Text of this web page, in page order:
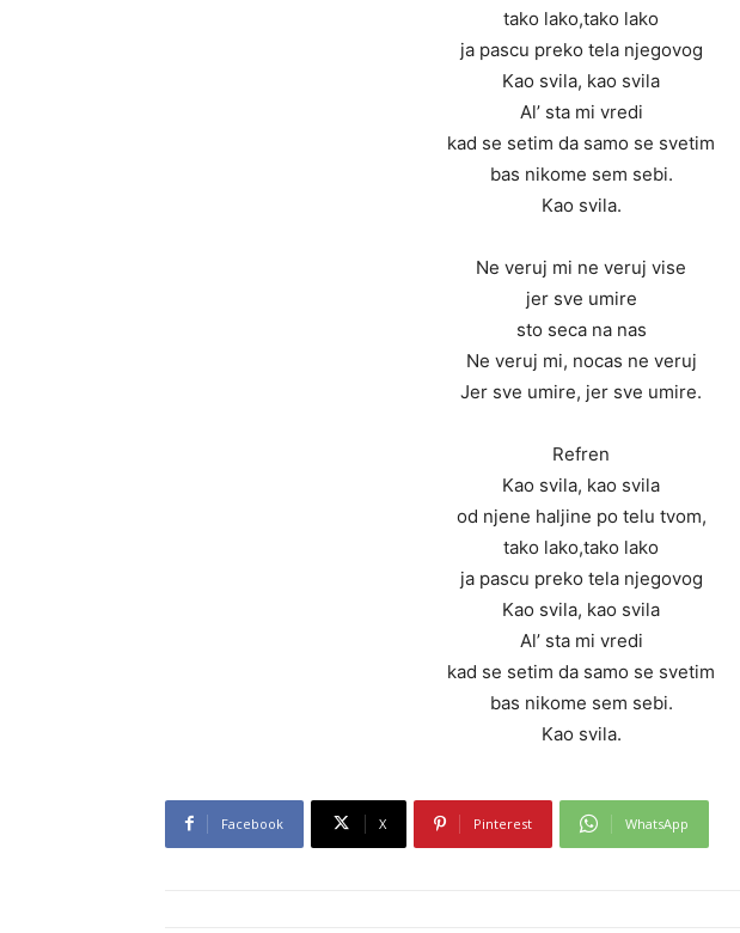
tako lako,tako lako
ja pascu preko tela njegovog
Kao svila, kao svila
Al’ sta mi vredi
kad se setim da samo se svetim
bas nikome sem sebi.
Kao svila.
Ne veruj mi ne veruj vise
jer sve umire
sto seca na nas
Ne veruj mi, nocas ne veruj
Jer sve umire, jer sve umire.
Refren
Kao svila, kao svila
od njene haljine po telu tvom,
tako lako,tako lako
ja pascu preko tela njegovog
Kao svila, kao svila
Al’ sta mi vredi
kad se setim da samo se svetim
bas nikome sem sebi.
Kao svila.
Facebook X Pinterest WhatsApp